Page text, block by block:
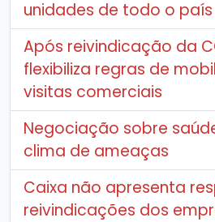
unidades de todo o país
Após reivindicação da
flexibiliza regras de
visitas comerciais
Negociação sobre
clima de ameaças
Caixa não apresenta
reivindicações dos